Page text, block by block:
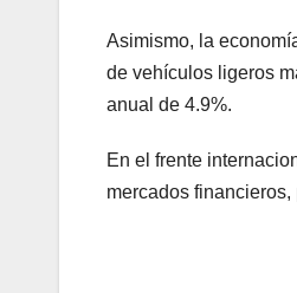
Asimismo, la
de vehículos ligeros
anual de 4.9%.
En el frente
mercados